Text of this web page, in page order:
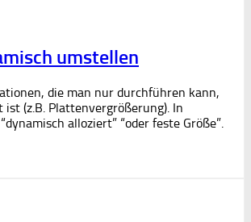
umstellen
die man nur durchführen kann,
(z.B. Plattenvergrößerung). In
alloziert” “oder feste Größe”.